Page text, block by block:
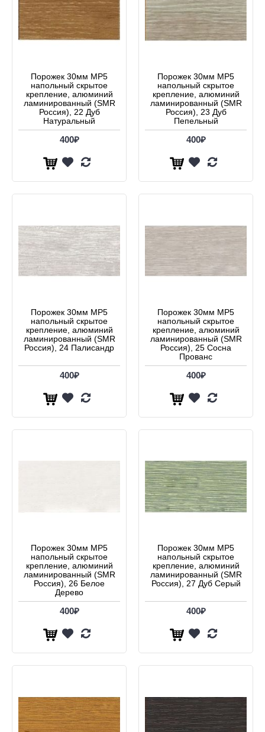
Порожек 30мм МР5
напольный скрытое
крепление, алюминий
ламинированный (SMR
Россия), 22 Дуб
Натуральный
400₽
Порожек 30мм МР5
напольный скрытое
крепление, алюминий
ламинированный (SMR
Россия), 23 Дуб
Пепельный
400₽
Порожек 30мм МР5
напольный скрытое
крепление, алюминий
ламинированный (SMR
Россия), 24 Палисандр
400₽
Порожек 30мм МР5
напольный скрытое
крепление, алюминий
ламинированный (SMR
Россия), 25 Сосна
Прованс
400₽
Порожек 30мм МР5
напольный скрытое
крепление, алюминий
ламинированный (SMR
Россия), 26 Белое
Дерево
400₽
Порожек 30мм МР5
напольный скрытое
крепление, алюминий
ламинированный (SMR
Россия), 27 Дуб Серый
400₽